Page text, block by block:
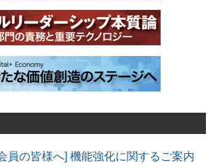
員の皆様へ] 機能強化に関するご案内